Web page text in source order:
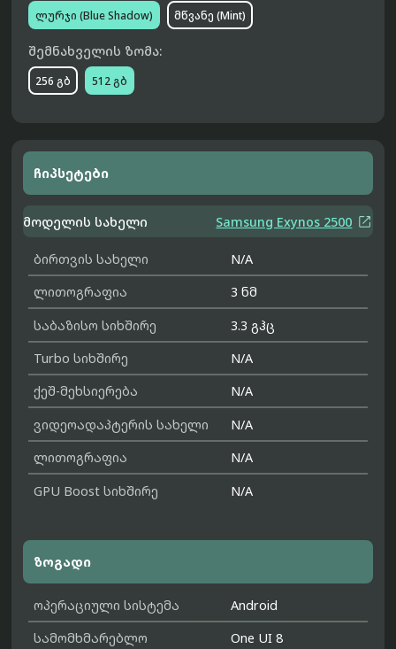
ლურჯი (Blue Shadow) მწვანე (Mint)
შემნახველის ზომა:
256 გბ 512 გბ
ჩიპსეტები
მოდელის სახელი Samsung Exynos 2500 
ბირთვის სახელი
N/A
ლითოგრაფია
3 ნმ
საბაზისო სიხშირე
3.3 გჰც
Turbo სიხშირე
N/A
ქეშ-მეხსიერება
N/A
ვიდეოადაპტერის სახელი
N/A
ლითოგრაფია
N/A
GPU Boost სიხშირე
N/A
ზოგადი
ოპერაციული სისტემა
Android
სამომხმარებლო
One UI 8